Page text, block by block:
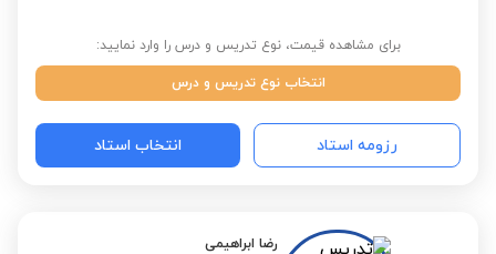
برای مشاهده قیمت، نوع تدریس و درس را وارد نمایید:
انتخاب نوع تدریس و درس
رزومه استاد انتخاب استاد
رضا ابراهیمی